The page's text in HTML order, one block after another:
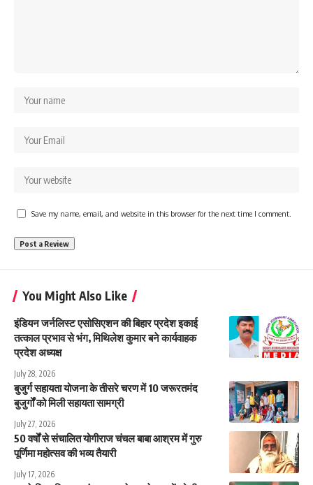
Save my name, email, and website in this browser for the next time I comment.
You Might Also Like
इंडियन जर्नलिस्ट एसोसिएशन की बिहार प्रदेश इकाई
तत्काल प्रभाव से भंग, मिथिलेश कुमार बने कार्यवाहक
प्रदेश अध्यक्ष
July 28, 2026
बुजुर्ग सहायता योजना के तीसरे चरण में 10 जरूरतमंद
बुजुर्गों को मिली सहायता सामग्री
July 27, 2026
50 वर्षों से संचालित योगीराज चंचल बाबा आश्रम में गुरु
पूर्णिमा महोत्सव की भव्य तैयारी
July 17, 2026